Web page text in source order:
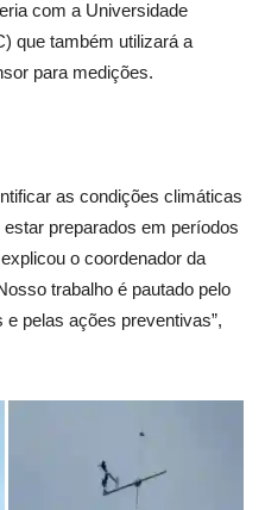
com a Universidade
que também utilizará a
para medições.
as condições climáticas
preparados em períodos
o coordenador da
trabalho é pautado pelo
pelas ações preventivas”,